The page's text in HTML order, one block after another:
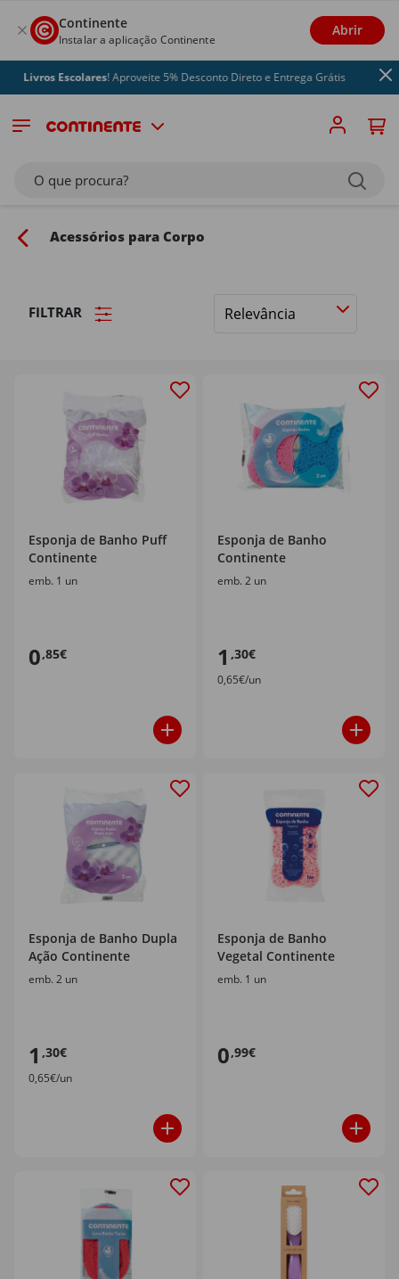
Continente
Instalar a aplicação Continente
Abrir
Escolares! Aproveite 5% Desconto Direto e Entrega Grátis
O que procura?
Acessórios para Corpo
FILTRAR
Ordenar
Esponja de Banho Puff
Continente
emb. 1 un
0,85€
Esponja de Banho
Continente
emb. 2 un
1 ,30€
0,65€/un
Esponja de Banho Dupla
Ação Continente
emb. 2 un
1 ,30€
0,65€/un
Esponja de Banho
Vegetal Continente
emb. 1 un
0,99€